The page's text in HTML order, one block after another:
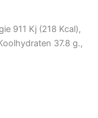
911 Kj (218 Kcal),
37.8 g.,